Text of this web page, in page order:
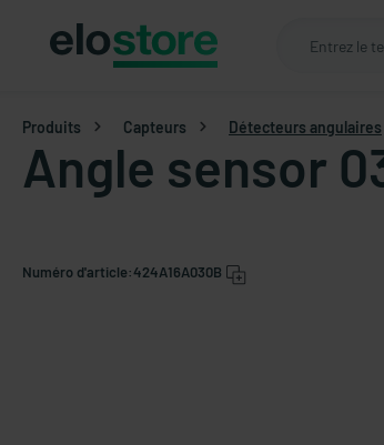
Produits Capteurs Détecteurs angulaires
Angle sensor
Numéro d'article:424A16A030B